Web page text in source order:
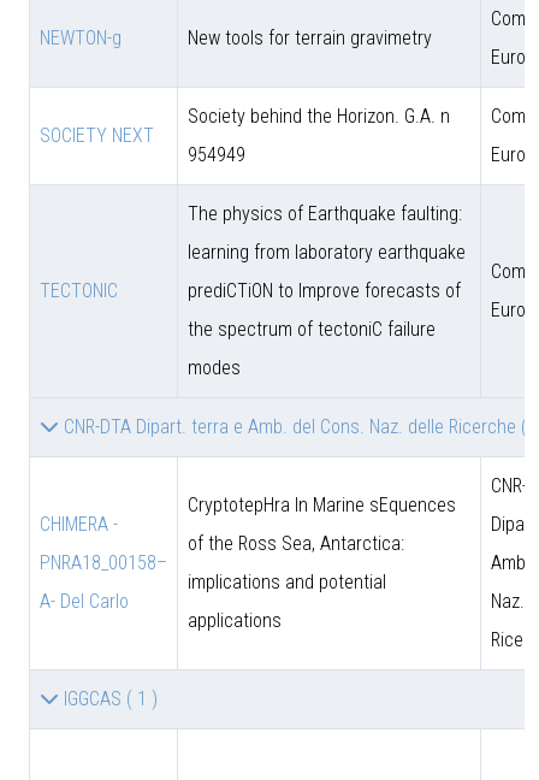
NEWTON-g New tools for terrain gravimetry
SOCIETY NEXT
Society behind the Horizon. G.A. n
954949
TECTONIC
The physics of Earthquake faulting:
learning from laboratory earthquake
prediCTiON to Improve forecasts of
the spectrum of tectoniC failure
modes
CNR-DTA Dipart. terra e Amb. del Cons. Naz. delle Ricerche (
CHIMERA -
PNRA18_00158–
A- Del Carlo
CryptotepHra In Marine sEquences
of the Ross Sea, Antarctica:
implications and potential
applications
CNR-
Amb.
Naz.
IGGCAS ( 1 )